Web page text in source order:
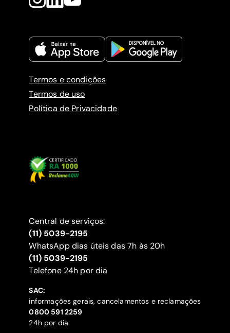
Termos e condições
Termos de uso
Política de Privacidade
Central de serviços:
(11) 5039-2195
WhatsApp dias úteis das 7h às 20h
(11) 5039-2195
‍Telefone 24h por dia
SAC:
informações gerais, cancelamentos e reclamações
‍0800 591 2259
24h por dia